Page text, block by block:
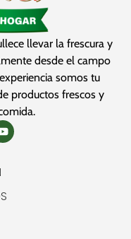
llevar la frescura y
desde el campo
somos tu
productos frescos y